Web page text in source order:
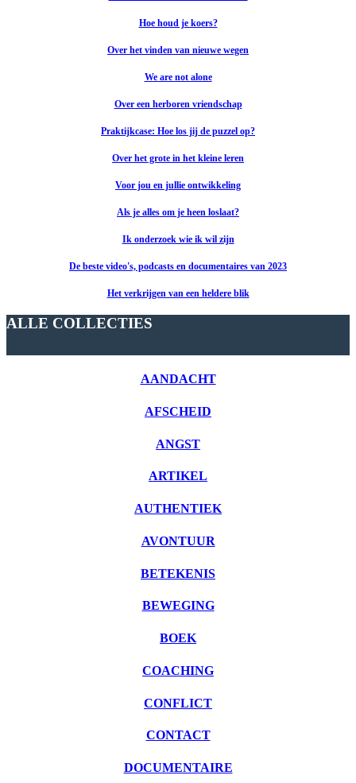
Hoe houd je koers?
Over het vinden van nieuwe wegen
We are not alone
Over een herboren vriendschap
Praktijkcase: Hoe los jij de puzzel op?
Over het grote in het kleine leren
Voor jou en jullie ontwikkeling
Als je alles om je heen loslaat?
Ik onderzoek wie ik wil zijn
De beste video's, podcasts en documentaires van 2023
Het verkrijgen van een heldere blik
ALLE COLLECTIES
AANDACHT
AFSCHEID
ANGST
ARTIKEL
AUTHENTIEK
AVONTUUR
BETEKENIS
BEWEGING
BOEK
COACHING
CONFLICT
CONTACT
DOCUMENTAIRE